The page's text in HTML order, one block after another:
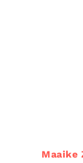
Maaike